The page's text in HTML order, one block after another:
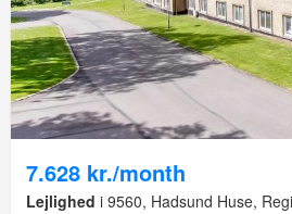
7.628 kr./month
Lejlighed i 9560, Hadsund Huse,